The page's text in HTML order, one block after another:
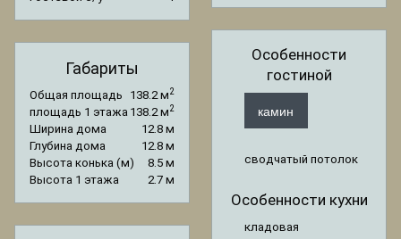
Габариты
Общая площадь 138.2 м2
площадь 1 этажа 138.2 м2
Ширина дома
12.8 м
Глубина дома
12.8 м
Высота конька (м)
8.5 м
Высота 1 этажа
2.7 м
Особенности
гостиной
камин
сводчатый потолок
Особенности кухни
кладовая